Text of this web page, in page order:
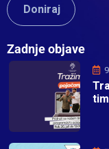
Doniraj
Zadnje objave